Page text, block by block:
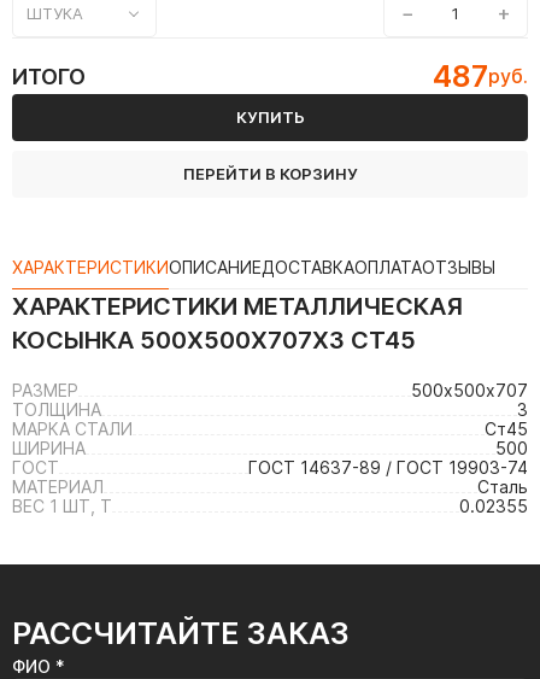
ШТУКА − +
ИТОГО 487руб.
КУПИТЬ
ПЕРЕЙТИ В КОРЗИНУ
ХАРАКТЕРИСТИКИОПИСАНИЕДОСТАВКАОПЛАТАОТЗЫВЫ
ХАРАКТЕРИСТИКИ МЕТАЛЛИЧЕСКАЯ
КОСЫНКА 500Х500Х707Х3 СТ45
РАЗМЕР
500х500х707
ТОЛЩИНА
3
МАРКА СТАЛИ
Ст45
ШИРИНА
500
ГОСТ
ГОСТ 14637-89 / ГОСТ 19903-74
МАТЕРИАЛ
Сталь
ВЕС 1 ШТ, Т
0.02355
РАССЧИТАЙТЕ ЗАКАЗ
ФИО *